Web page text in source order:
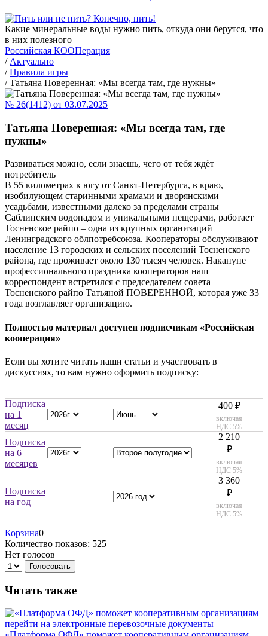
Какие минеральные воды нужно пить, откуда они берутся, что
в них полезного
Российская КООПерация
/ Актуально
/ Правила игры
/ Татьяна Поверенная: «Мы всегда там, где нужны»
№ 26(1412) от 03.07.2025
Татьяна Поверенная: «Мы всегда там, где
нужны»
Развиваться можно, если знаешь, чего от тебя ждёт
потребитель
В 55 километрах к югу от Санкт-Петербурга, в краю,
изобилующем старинными храмами и дворянскими
усадьбами, известными далеко за пределами страны
Саблинским водопадом и уникальными пещерами, работает
Тосненское райпо – одна из крупных организаций
Ленинградского облпотребсоюза. Кооператоры обслуживают
население 13 городских и сельских поселений Тосненского
района, где проживает около 130 тысяч человек. Накануне
профессионального праздника кооператоров наш
корреспондент встретился с председателем совета
Тосненского райпо Татьяной ПОВЕРЕННОЙ, которая уже 33
года возглавляет организацию.
Полностью материал доступен подписчикам «Российская
кооперация»
Если вы хотите читать наши статьи и участвовать в
дискуссиях, то вам нужно оформить подписку:
Подписка
на 1
месяц
400 ₽
включая
НДС 5%
Подписка
на 6
месяцев
2 210
₽
включая
НДС 5%
Подписка
на год
3 360
₽
включая
НДС 5%
Корзина0
Количество показов: 525
Нет голосов
Голосовать
Читать также